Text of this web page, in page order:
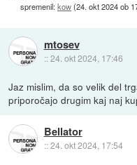
spremenil:kow(24. okt 2024 ob
mtosev
::24. okt 2024, 17:46
Jaz mislim, da so velik del
priporočajo drugim kaj naj
Bellator
::24. okt 2024, 17:54